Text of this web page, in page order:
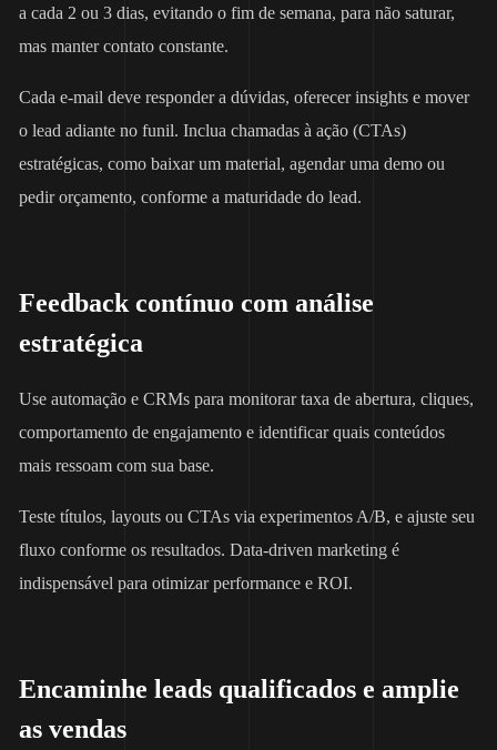
a cada 2 ou 3 dias, evitando o fim de semana, para não saturar,
mas manter contato constante.
Cada e-mail deve responder a dúvidas, oferecer insights e mover
o lead adiante no funil. Inclua chamadas à ação (CTAs)
estratégicas, como baixar um material, agendar uma demo ou
pedir orçamento, conforme a maturidade do lead.
Feedback contínuo com análise
estratégica
Use automação e CRMs para monitorar taxa de abertura, cliques,
comportamento de engajamento e identificar quais conteúdos
mais ressoam com sua base.
Teste títulos, layouts ou CTAs via experimentos A/B, e ajuste seu
fluxo conforme os resultados. Data-driven marketing é
indispensável para otimizar performance e ROI.
Encaminhe leads qualificados e amplie
as vendas